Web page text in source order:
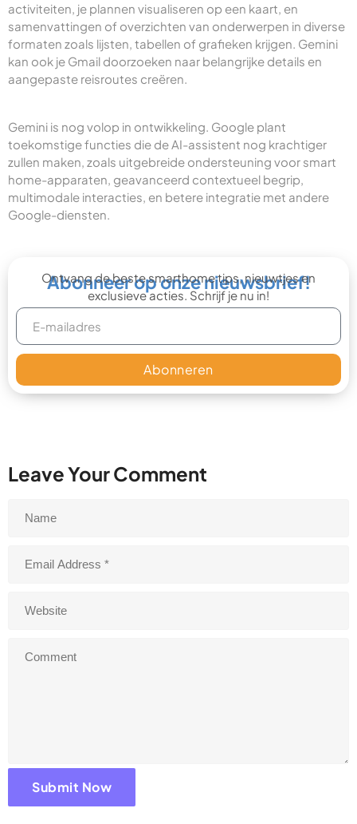
activiteiten, je plannen visualiseren op een kaart, en
samenvattingen of overzichten van onderwerpen in diverse
formaten zoals lijsten, tabellen of grafieken krijgen. Gemini
kan ook je Gmail doorzoeken naar belangrijke details en
aangepaste reisroutes creëren.
Gemini is nog volop in ontwikkeling. Google plant
toekomstige functies die de AI-assistent nog krachtiger
zullen maken, zoals uitgebreide ondersteuning voor smart
home-apparaten, geavanceerd contextueel begrip,
multimodale interacties, en betere integratie met andere
Google-diensten.
Abonneer op onze nieuwsbrief!
Ontvang de beste smarthome tips, nieuwtjes en
exclusieve acties. Schrijf je nu in!
Abonneren
Leave Your Comment